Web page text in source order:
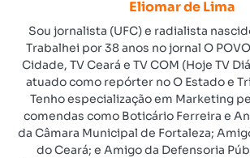
Eliomar de Lima
Sou jornalista (UFC) e radialista
Trabalhei por 38 anos no jornal O
Cidade, TV Ceará e TV COM (Hoje TV
atuado como repórter no O Estado e
Tenho especialização em Marketing
comendas como Boticário Ferreira e
da Câmara Municipal de Fortaleza;
do Ceará; e Amigo da Defensoria